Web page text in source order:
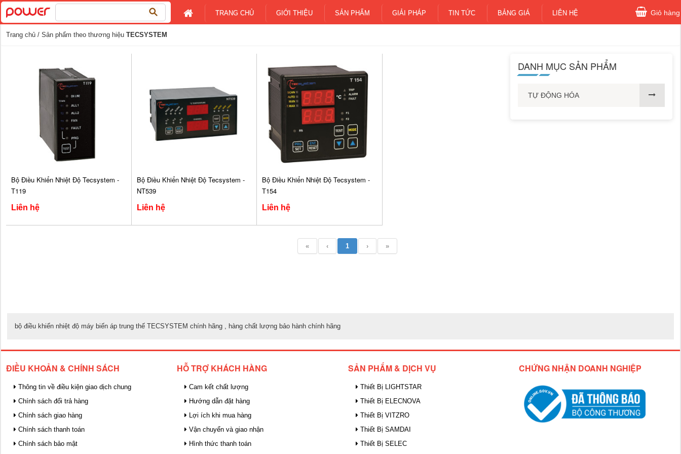
kiếm
cho:
TRANG CHỦ GIỚI THIỆU SẢN PHẨM GIẢI PHÁP TIN TỨC BẢNG GIÁ LIÊN HỆ Giỏ hàng
Trang chủ / Sản phẩm theo thương hiệu TECSYSTEM
Bộ Điều Khiển Nhiệt Độ Tecsystem -
T119
Liên hệ
Bộ Điều Khiển Nhiệt Độ Tecsystem -
NT539
Liên hệ
Bộ Điều Khiển Nhiệt Độ Tecsystem -
T154
Liên hệ
DANH MỤC SẢN PHẨM
TỰ ĐỘNG HÓA
« ‹ 1 › »
bộ điều khiển nhiệt độ máy biến áp trung thế TECSYSTEM chính hãng , hàng chất lượng bảo hành chính hãng
ĐIỀU KHOẢN & CHÍNH SÁCH
Thông tin về điều kiện giao dịch chung
Chính sách đổi trả hàng
Chính sách giao hàng
Chính sách thanh toán
Chính sách bảo mật
HỖ TRỢ KHÁCH HÀNG
Cam kết chất lượng
Hướng dẫn đặt hàng
Lợi ích khi mua hàng
Vận chuyển và giao nhận
Hình thức thanh toán
SẢN PHẨM & DỊCH VỤ
Thiết Bị LIGHTSTAR
Thiết Bị ELECNOVA
Thiết Bị VITZRO
Thiết Bị SAMDAI
Thiết Bị SELEC
CHỨNG NHẬN DOANH NGHIỆP